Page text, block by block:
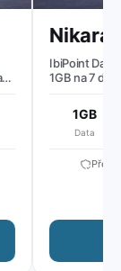
IbiPoint Data
1GB na 7 dní
1GB
Data
Přehled